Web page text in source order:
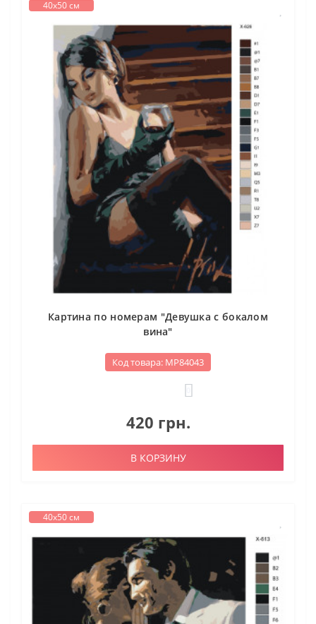
40х50 см
Картина по номерам "Девушка с бокалом
вина"
Код товара: МР84043
420 грн.
В КОРЗИНУ
40х50 см